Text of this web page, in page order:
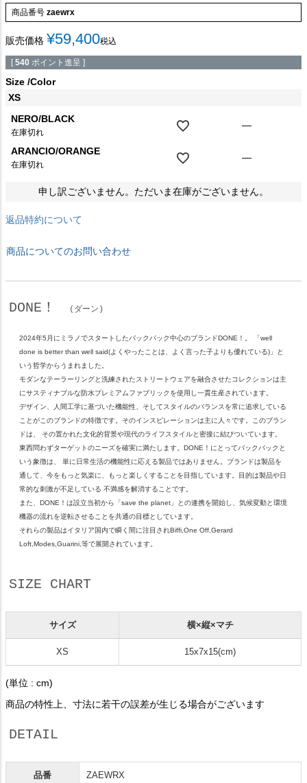
商品番号 zaewrx
販売価格 ¥59,400税込
[ 540 ポイント進呈 ]
Size Color
XS
NERO/BLACK
在庫切れ
—
ARANCIO/ORANGE
在庫切れ
—
申し訳ございません。ただいま在庫がございません。
返品特約について
商品についてのお問い合わせ
DONE！ (ダーン)
2024年5月にミラノでスタートしたバックパック中心のブランドDONE！。 「well
done is better than well said(よくやったことは、よく言った子よりも優れている)」と
いう哲学からうまれました。
モダンなテーラーリングと洗練されたストリートウェアを融合させたコレクションは主
にサスティナブルな防水プレミアムファブリックを使用し一貫生産されています。
デザイン、人間工学に基づいた機能性、そしてスタイルのバランスを常に追求している
ことがこのブランドの特徴です。そのインスピレーションは主に人々です。このブラン
ドは、 その置かれた文化的背景や現代のライフスタイルと密接に結びついています。
東西問わずターゲットのニーズを確実に満たします。DONE！にとってバックパックと
いう象徴は、 単に日常生活の機能性に応える製品ではありません。ブランドは製品を
通して、今をもっと気楽に、もっと楽しくすることを目指しています。目的は製品や日
常的な刺激が不足している 不満感を解消することです。
また、DONE！は設立当初から「save the planet」との連携を開始し、気候変動と環境
機器の流れを逆転させることを共通の目標としています。
それらの製品はイタリア国内で瞬く間に注目されBiffi,One Off,Gerard
Loft,Modes,Guarini,等で展開されています。
SIZE CHART
サイズ 横×縦×マチ
XS 15x7x1​​5(cm)
(単位 : cm)
商品の特性上、寸法に若干の誤差が生じる場合がございます
DETAIL
品番 ZAEWRX